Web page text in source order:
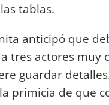
tablas.
anticipó que
tres actores muy
guardar
primicia de que